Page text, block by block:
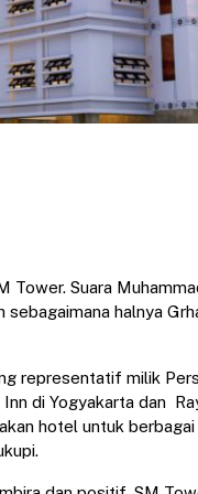
Tower. Suara
halnya
representatif milik
di Yogyakarta dan
hotel untuk